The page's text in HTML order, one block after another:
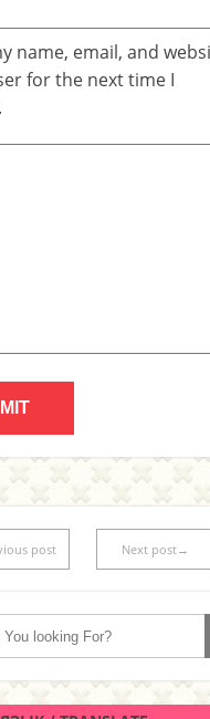
name, email, and
for the next time I
post Next post→